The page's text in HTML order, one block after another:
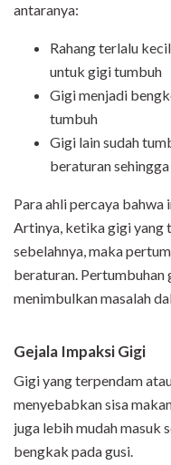
antaranya:
Rahang terlalu
untuk gigi tumbuh
Gigi menjadi
tumbuh
Gigi lain sudah
beraturan
Para ahli percaya
Artinya, ketika gigi yang
sebelahnya, maka
beraturan.
menimbulkan masalah
Gejala Impaksi Gigi
Gigi yang terpendam
menyebabkan sisa
juga lebih mudah masuk
bengkak pada gusi.